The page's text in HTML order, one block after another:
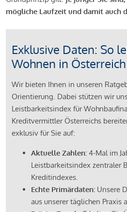
mögliche Laufzeit und damit auch
Exklusive Daten: So
Wohnen in
Wir bieten Ihnen in unseren
Orientierung. Dabei stützen wir
Leistbarkeitsindex für
Kreditvermittler Österreichs
exklusiv für Sie auf:
Aktuelle Zahlen: 4-Mal im
Leistbarkeitsindex zentraler
Kreditindexes.
Echte Primärdaten: Unsere
aus unserer täglichen Praxis